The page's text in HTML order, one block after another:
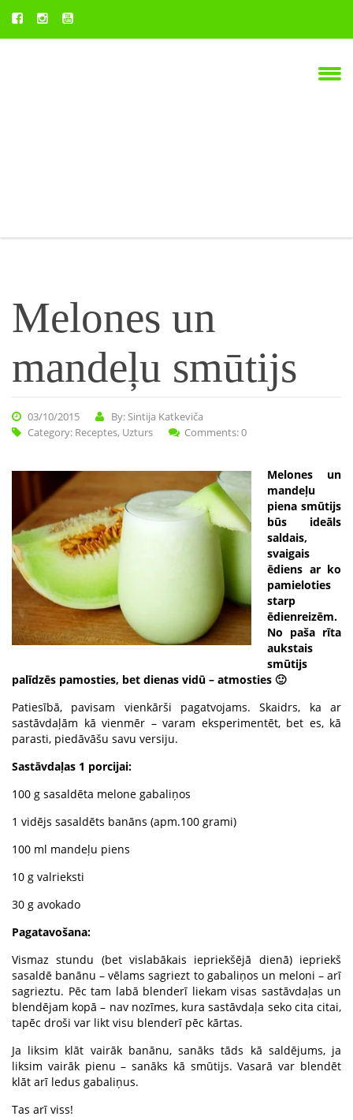
Melones un
mandeļu smūtijs
03/10/2015
By: Sintija Katkeviča
Category: Receptes, Uzturs Comments: 0
Melones un
mandeļu
piena smūtijs
būs ideāls
saldais,
svaigais
ēdiens ar ko
pamieloties
starp
ēdienreizēm.
No paša rīta
aukstais
smūtijs
palīdzēs pamosties, bet dienas vidū – atmosties 🙂
Patiesībā, pavisam vienkārši pagatvojams. Skaidrs, ka ar
sastāvdaļām kā vienmēr – varam eksperimentēt, bet es, kā
parasti, piedāvāšu savu versiju.
Sastāvdaļas 1 porcijai:
100 g sasaldēta melone gabaliņos
1 vidējs sasaldēts banāns (apm.100 grami)
100 ml mandeļu piens
10 g valrieksti
30 g avokado
Pagatavošana:
Vismaz stundu (bet vislabākais iepriekšējā dienā) iepriekš
sasaldē banānu – vēlams sagriezt to gabaliņos un meloni – arī
sagrieztu. Pēc tam labā blenderī liekam visas sastāvdaļas un
blendējam kopā – nav nozīmes, kura sastāvdaļa seko cita citai,
tapēc droši var likt visu blenderī pēc kārtas.
Ja liksim klāt vairāk banānu, sanāks tāds kā saldējums, ja
liksim vairāk pienu – sanāks kā smūtijs. Vasarā var blendēt
klāt arī ledus gabaliņus.
Tas arī viss!